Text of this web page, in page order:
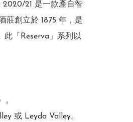
21 是一款產自智
莊創立於 1875 年，是
此「Reserva」系列以
。
或 Leyda Valley。